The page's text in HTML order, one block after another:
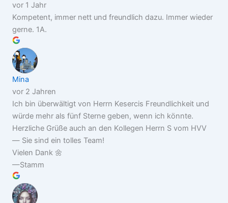
vor 1 Jahr
Kompetent, immer nett und freundlich dazu. Immer wieder
gerne. 1A.
Mina
vor 2 Jahren
Ich bin überwältigt von Herrn Kesercis Freundlichkeit und
würde mehr als fünf Sterne geben, wenn ich könnte.
Herzliche Grüße auch an den Kollegen Herrn S vom HVV
— Sie sind ein tolles Team!
Vielen Dank 🌼
—Stamm